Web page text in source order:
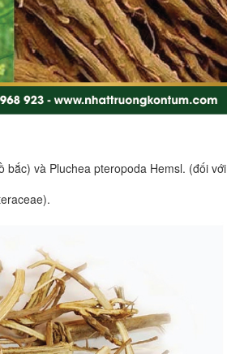
và Pluchea pteropoda Hemsl. (đối với